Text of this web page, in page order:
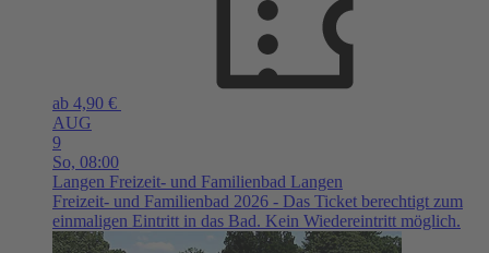
ab 4,90 €
AUG
9
So, 08:00
Langen Freizeit- und Familienbad Langen
Freizeit- und Familienbad 2026 - Das Ticket berechtigt zum
einmaligen Eintritt in das Bad. Kein Wiedereintritt möglich.